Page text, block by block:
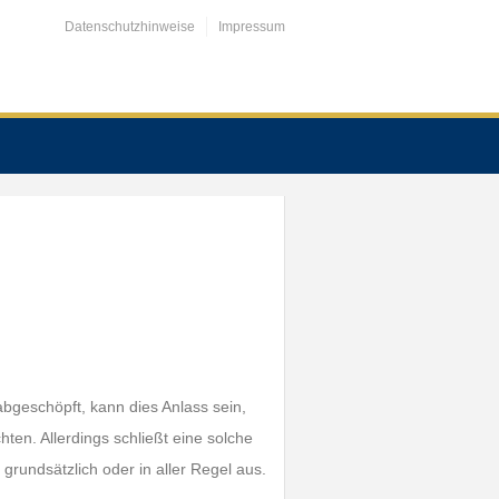
Datenschutzhinweise Impressum
kann dies Anlass sein,
Allerdings schließt eine solche
oder in aller Regel aus.